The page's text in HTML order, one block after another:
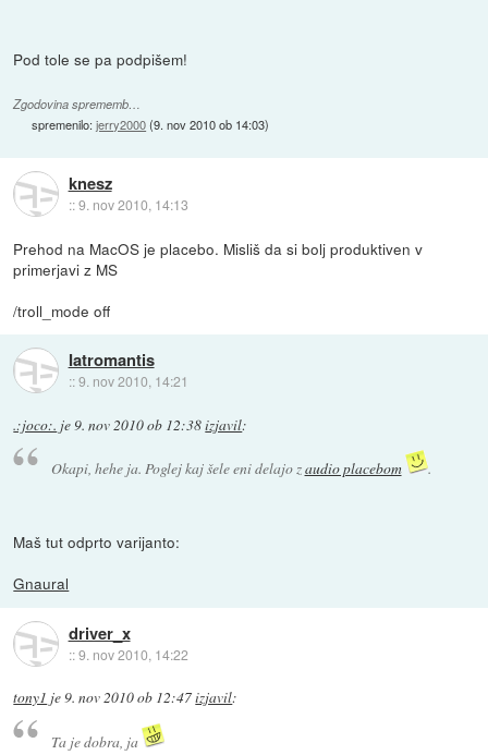
Pod tole se pa podpišem!
Zgodovina sprememb…
spremenilo:jerry2000(9. nov 2010 ob 14:03)
knesz
::9. nov 2010, 14:13
Prehod na MacOS je placebo. Misliš da si bolj produktiven v
primerjavi z MS
/troll_mode off
Iatromantis
::9. nov 2010, 14:21
.:joco:. je9. nov 2010 ob 12:38izjavil:
Okapi, hehe ja. Poglej kaj šele eni delajo zaudio placebom .
Maš tut odprto varijanto:
Gnaural
driver_x
::9. nov 2010, 14:22
tony1 je9. nov 2010 ob 12:47izjavil:
Ta je dobra, ja